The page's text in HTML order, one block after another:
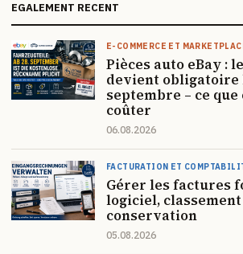
EGALEMENT RECENT
E-COMMERCE ET
Pièces auto eBay :
devient obligatoire
septembre – ce
coûter
06.08.2026
FACTURATION ET
Gérer les factures
logiciel,
conservation
05.08.2026